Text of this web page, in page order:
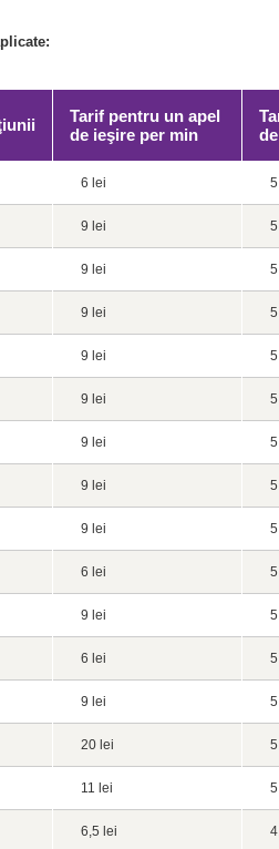
Tarif pentru un apel
de ieşire per min
6 lei
9 lei
9 lei
9 lei
9 lei
9 lei
9 lei
9 lei
9 lei
6 lei
9 lei
6 lei
9 lei
20 lei
11 lei
6,5 lei